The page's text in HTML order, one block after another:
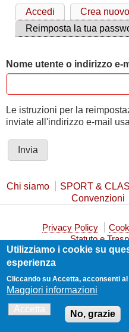
Schede
primarie
Accedi
Crea
Reimposta la tua
Nome utente o indirizzo e-
Le istruzioni per la
inviate all'indirizzo e-mail
Chi siamo SPORT &
Convenzioni
Privacy Policy
Statuto e
Realizzato
Utilizziamo i cookie su
esperienza
Cliccando su Accetta, acconsenti
Maggiori informazioni
Accetta
No, grazie